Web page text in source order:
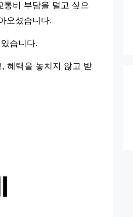
통비 부담을 덜고 싶으
오셨습니다.
습니다.
혜택을 놓치지 않고 받